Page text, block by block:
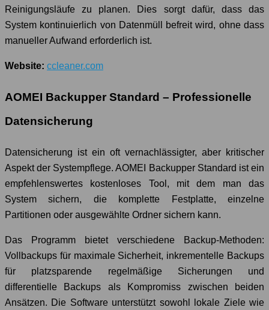
Reinigungsläufe zu planen. Dies sorgt dafür, dass das
System kontinuierlich von Datenmüll befreit wird, ohne dass
manueller Aufwand erforderlich ist.
Website: ccleaner.com
AOMEI Backupper Standard – Professionelle
Datensicherung
Datensicherung ist ein oft vernachlässigter, aber kritischer
Aspekt der Systempflege. AOMEI Backupper Standard ist ein
empfehlenswertes kostenloses Tool, mit dem man das
System sichern, die komplette Festplatte, einzelne
Partitionen oder ausgewählte Ordner sichern kann.
Das Programm bietet verschiedene Backup-Methoden:
Vollbackups für maximale Sicherheit, inkrementelle Backups
für platzsparende regelmäßige Sicherungen und
differentielle Backups als Kompromiss zwischen beiden
Ansätzen. Die Software unterstützt sowohl lokale Ziele wie